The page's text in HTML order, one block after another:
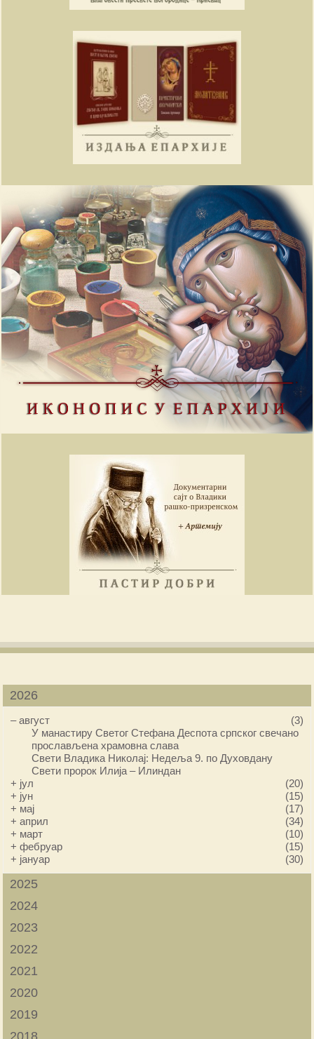
2026
–август
(3)
У манастиру Светог Стефана Деспота српског свечано
прослављена храмовна слава
Свети Владика Николај: Недеља 9. по Духовдану
Свети пророк Илија – Илиндан
+ јул
(20)
+ јун
(15)
+ мај
(17)
+април
(34)
+ март
(10)
+фебруар
(15)
+ јануар (30)
2025
2024
2023
2022
2021
2020
2019